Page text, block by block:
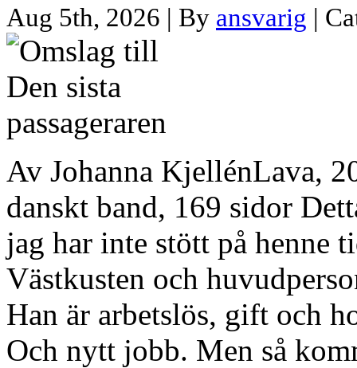
Aug 5th, 2026 | By ansvarig |
Av Johanna KjellénLava,
danskt band, 169 sidor
jag har inte stött på henne
Västkusten och
Han är arbetslös, gift och
Och nytt jobb. Men så